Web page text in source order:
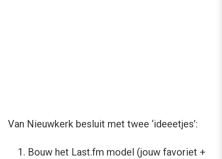
Van Nieuwkerk besluit met twee ‘ideeetjes’:
Bouw het Last.fm model (jouw favoriet +